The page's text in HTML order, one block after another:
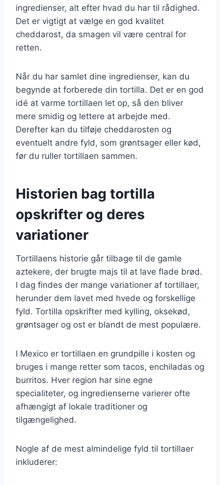
ingredienser, alt efter hvad du har til rådighed.
Det er vigtigt at vælge en god kvalitet
cheddarost, da smagen vil være central for
retten.
Når du har samlet dine ingredienser, kan du
begynde at forberede din tortilla. Det er en god
idé at varme tortillaen let op, så den bliver
mere smidig og lettere at arbejde med.
Derefter kan du tilføje cheddarosten og
eventuelt andre fyld, som grøntsager eller kød,
før du ruller tortillaen sammen.
Historien bag tortilla
opskrifter og deres
variationer
Tortillaens historie går tilbage til de gamle
aztekere, der brugte majs til at lave flade brød.
I dag findes der mange variationer af tortillaer,
herunder dem lavet med hvede og forskellige
fyld. Tortilla opskrifter med kylling, oksekød,
grøntsager og ost er blandt de mest populære.
I Mexico er tortillaen en grundpille i kosten og
bruges i mange retter som tacos, enchiladas og
burritos. Hver region har sine egne
specialiteter, og ingredienserne varierer ofte
afhængigt af lokale traditioner og
tilgængelighed.
Nogle af de mest almindelige fyld til tortillaer
inkluderer: